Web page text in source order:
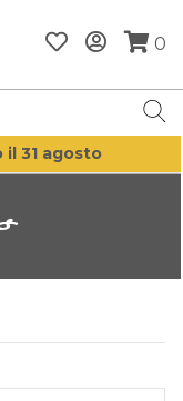
0
31 agosto